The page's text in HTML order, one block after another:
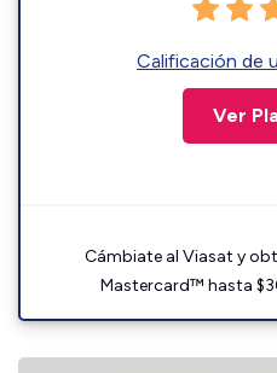
Calificación de
Ver
Cámbiate al Viasat y
Mastercard™ hasta